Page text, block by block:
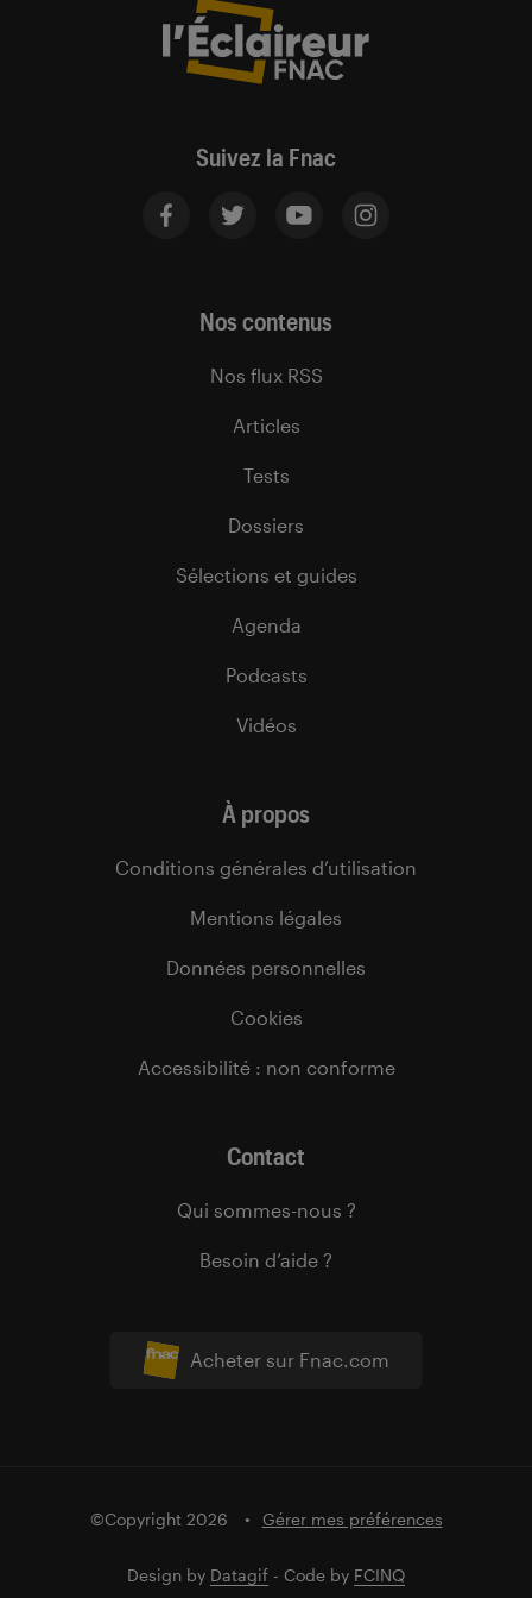
Suivez la Fnac
Acheter sur Fnac.com
Nos contenus
Nos flux RSS
Articles
Tests
Dossiers
Sélections et guides
Agenda
Podcasts
Vidéos
À propos
Conditions générales d’utilisation
Mentions légales
Données personnelles
Cookies
Accessibilité : non conforme
Contact
Qui sommes-nous ?
Besoin d’aide ?
©Copyright 2026 Gérer mes préférences
Design by Datagif - Code by FCINQ